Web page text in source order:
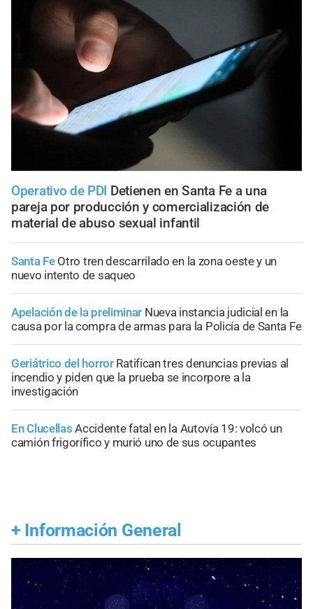
Operativo de PDI Detienen en Santa Fe a una
pareja por producción y comercialización de
material de abuso sexual infantil
Santa Fe Otro tren descarrilado en la zona oeste y un
nuevo intento de saqueo
Apelación de la preliminar Nueva instancia judicial en la
causa por la compra de armas para la Policía de Santa Fe
Geriátrico del horror Ratifican tres denuncias previas al
incendio y piden que la prueba se incorpore a la
investigación
En Clucellas Accidente fatal en la Autovía 19: volcó un
camión frigorífico y murió uno de sus ocupantes
+ Información General